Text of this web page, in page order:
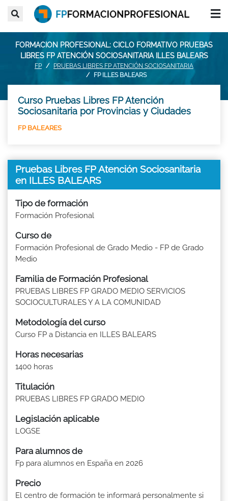
FORMACION PROFESIONAL: CICLO FORMATIVO PRUEBAS
LIBRES FP ATENCIÓN SOCIOSANITARIA ILLES BALEARS
FP
PRUEBAS LIBRES FP ATENCIÓN SOCIOSANITARIA
FP ILLES BALEARS
Curso Pruebas Libres FP Atención
Sociosanitaria por Provincias y Ciudades
FP BALEARES
Pruebas Libres FP Atención Sociosanitaria
en ILLES BALEARS
Tipo de formación
Formación Profesional
Curso de
Formación Profesional de Grado Medio - FP de Grado
Medio
Familia de Formación Profesional
PRUEBAS LIBRES FP GRADO MEDIO SERVICIOS
SOCIOCULTURALES Y A LA COMUNIDAD
Metodología del curso
Curso FP a Distancia en ILLES BALEARS
Horas necesarias
1400 horas
Titulación
PRUEBAS LIBRES FP GRADO MEDIO
Legislación aplicable
LOGSE
Para alumnos de
Fp para alumnos en España en 2026
Precio
El centro de formación te informará personalmente si